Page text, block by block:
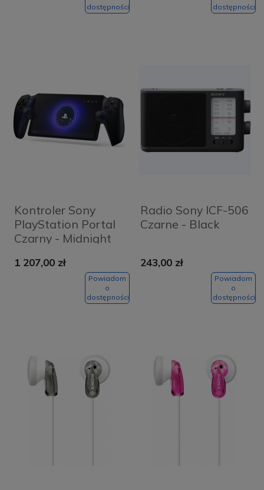
dostępności
dostępności
Kontroler Sony
PlayStation Portal
Czarny - Midnight
1 207,00 zł
Powiadom
o
dostępności
Radio Sony ICF-506
Czarne - Black
243,00 zł
Powiadom
o
dostępności